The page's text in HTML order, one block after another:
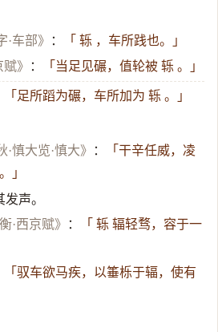
·车部》 ：
「 轹 ，车所践也。」
》
： 「当足见碾，值轮被 轹 。」
「足所蹈为碾，车所加为 轹 。」
·慎大览·慎大》 ：
「干辛任威，凌
」
声。
·西京赋》 ：
「 轹 辐轻骛，容于一
「驭车欲马疾，以箠栎于辐，使有